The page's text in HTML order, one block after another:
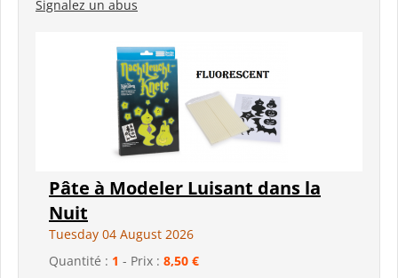
Signalez un abus
Pâte à Modeler Luisant dans la
Nuit
Tuesday 04 August 2026
Quantité : 1 - Prix : 8,50 €